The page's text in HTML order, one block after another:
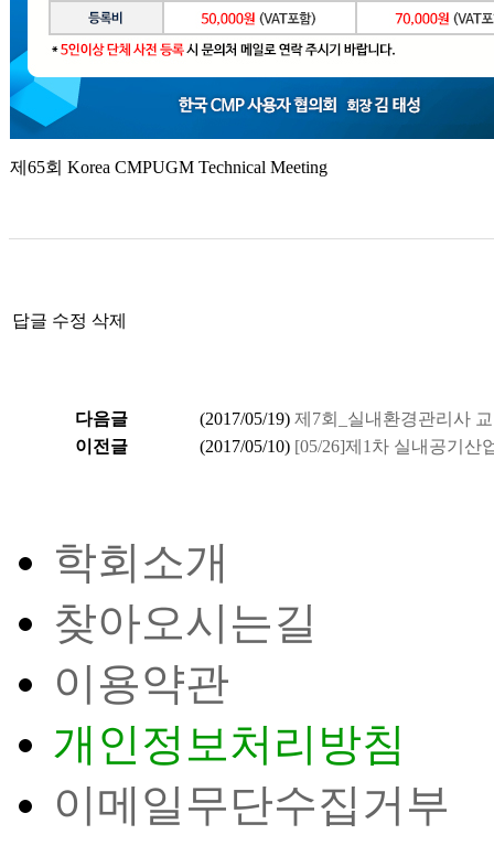
제65회 Korea CMPUGM Technical Meeting
답글 수정 삭제
다음글 (2017/05/19) 제7회_실내환경관리사
이전글
(2017/05/10) [05/26]제1차 실내공기산
학회소개
찾아오시는길
이용약관
개인정보처리방침
이메일무단수집거부